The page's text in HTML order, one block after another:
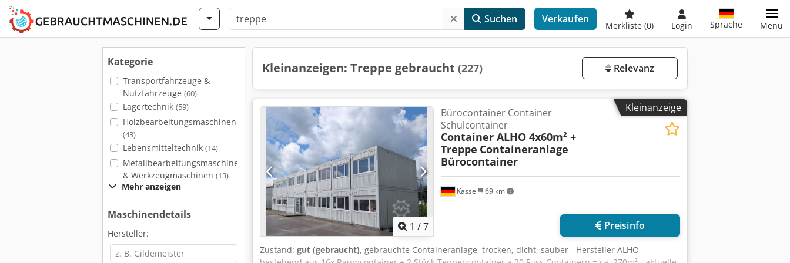
Suchen Verkaufen
Merkliste (0) Login Sprache Menü
Kategorie
Transportfahrzeuge &
Nutzfahrzeuge (60)
Lagertechnik (59)
Holzbearbeitungsmaschinen
(43)
Lebensmitteltechnik (14)
Metallbearbeitungsmaschinen
& Werkzeugmaschinen (13)
Mehr anzeigen
Maschinendetails
Hersteller:
Kleinanzeigen: Treppe gebraucht (227) Relevanz
Kleinanzeige
1 /7
Kassel 69 km
Bürocontainer Container
Schulcontainer
Container ALHO 4x60m² +
Treppe Containeranlage
Bürocontainer
Preisinfo
Zustand: gut (gebraucht), gebrauchte Containeranlage, trocken, dicht, sauber - Hersteller ALHO -